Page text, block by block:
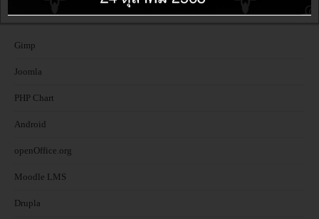
Gimp
Joomla
PHP Chart
Android
openOffice.org
Moodle LMS
Drupla